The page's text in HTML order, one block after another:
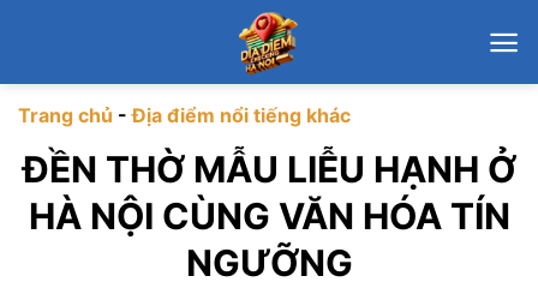
dungTrang chủ -Địa điểm nổi tiếng khác
ĐỀN THỜ MẪU LIỄU HẠNH Ở
HÀ NỘI CÙNG VĂN HÓA TÍN
NGƯỠNG